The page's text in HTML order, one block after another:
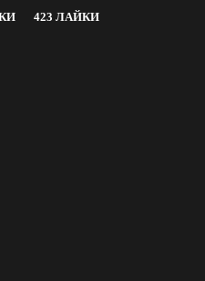
423 ЛАЙКИ